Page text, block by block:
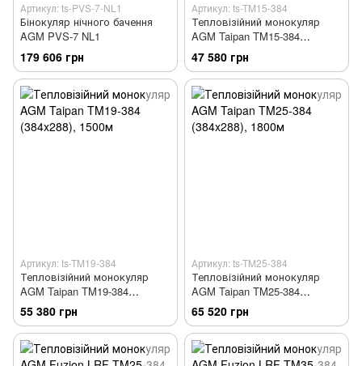
Артикул: ts-PVS-7-NL1
Бінокуляр нічного бачення
AGM PVS-7 NL1
179 606 грн
Артикул: ts-TM15-384
Тепловізійний монокуляр
AGM Taipan TM15-384
(384x288), 1300м
47 580 грн
Артикул: ts-TM19-384
Тепловізійний монокуляр
AGM Taipan TM19-384
(384x288), 1500м
55 380 грн
Артикул: ts-TM25-384
Тепловізійний монокуляр
AGM Taipan TM25-384
(384x288), 1800м
65 520 грн